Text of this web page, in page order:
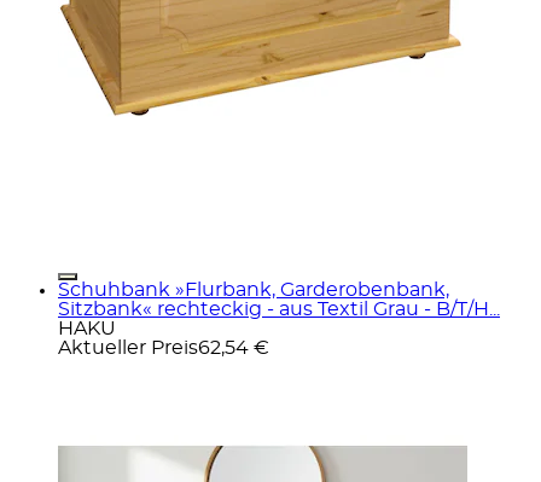
Schuhbank »Flurbank, Garderobenbank,
Sitzbank« rechteckig - aus Textil Grau - B/T/H...
HAKU
Aktueller Preis62,54 €